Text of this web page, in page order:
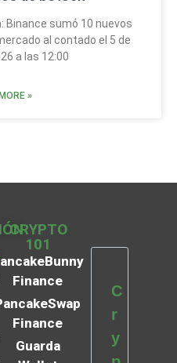
Binance sumó 10 nuevos
al contado el 5 de
a las 12:00
»
CRYPTO
101
Finance
Finance
Guarda
C
r
y